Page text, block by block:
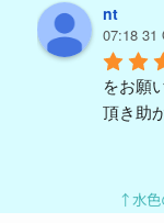
nt
07:18 31
をお願
頂き助
↑水色